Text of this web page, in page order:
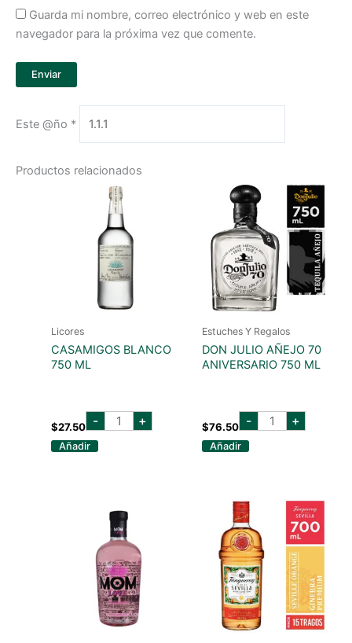
Guarda mi nombre, correo electrónico y web en este
navegador para la próxima vez que comente.
Este @ño *
Productos relacionados
Licores
CASAMIGOS BLANCO
750 ML
$27.50 - casamigos
blanco+
Añadir
Estuches Y Regalos
DON JULIO AÑEJO 70
ANIVERSARIO 750 ML
$76.50 - don
julio +
Añadir